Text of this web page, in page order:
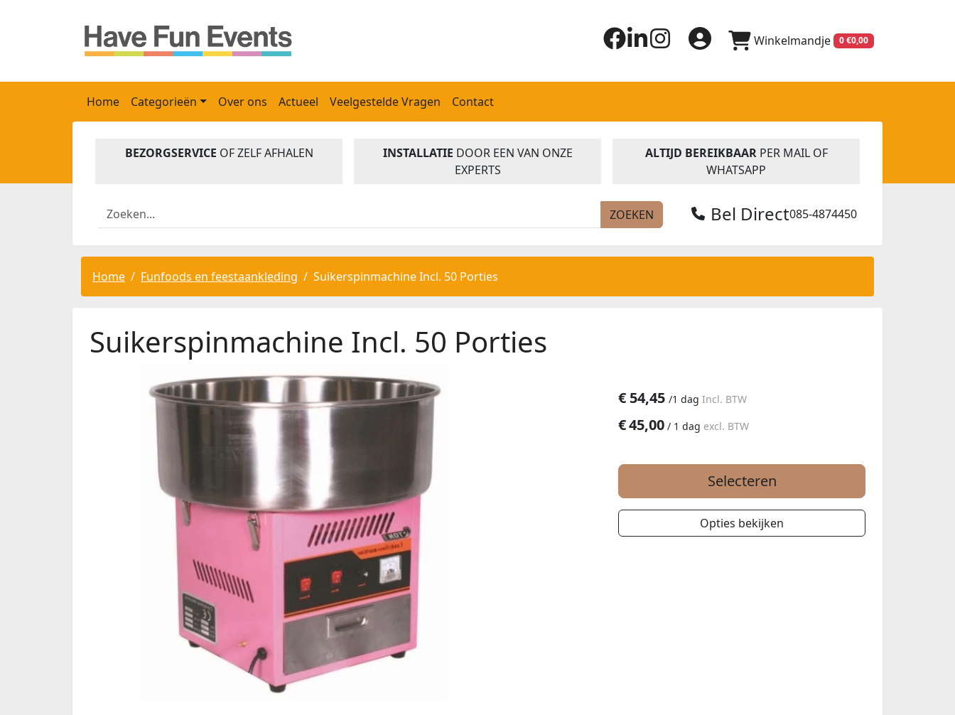
Winkelmandje 0 €0,00
Home Categorieën Over ons Actueel Veelgestelde Vragen Contact
BEZORGSERVICE OF ZELF AFHALEN INSTALLATIE DOOR EEN VAN ONZE
EXPERTS
ALTIJD BEREIKBAARPER MAIL OF
WHATSAPP
ZOEKEN Bel Direct085-4874450
Home Funfoods en feestaankleding Suikerspinmachine Incl. 50 Porties
Suikerspinmachine Incl. 50 Porties
€ 54,45 /1 dag Incl. BTW
€45,00 / 1 dag excl. BTW
Selecteren
Opties bekijken